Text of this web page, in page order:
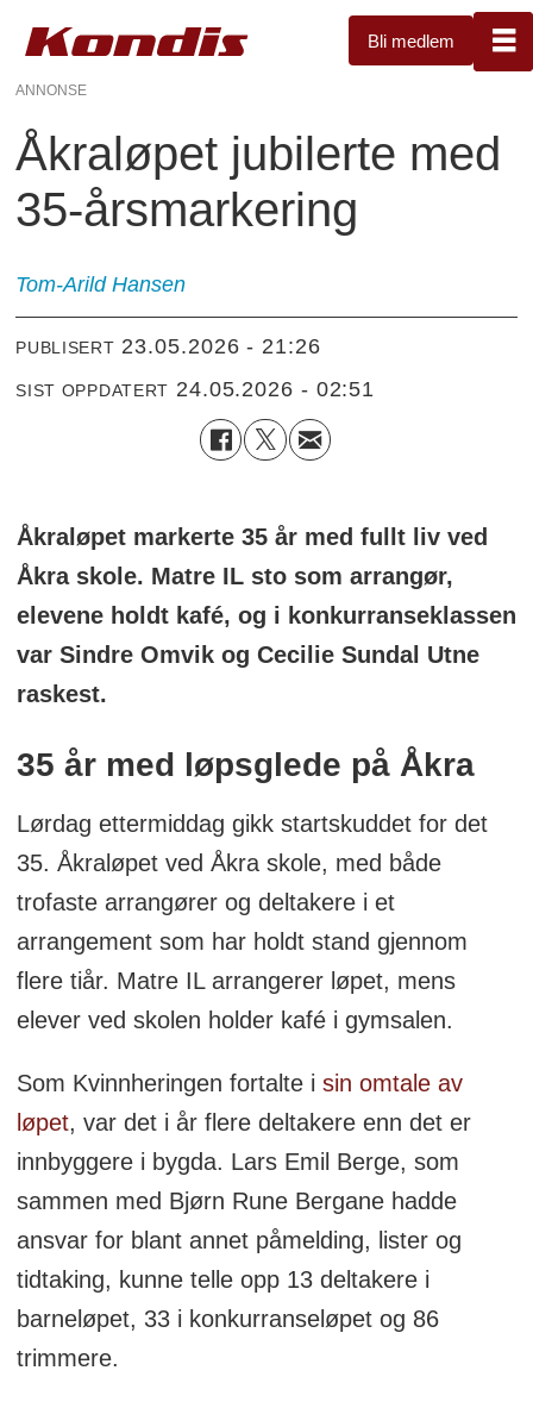
Bli medlem
ANNONSE
Åkraløpet jubilerte med
35-årsmarkering
Tom-Arild Hansen
PUBLISERT 23.05.2026 - 21:26
SIST OPPDATERT 24.05.2026 - 02:51
Åkraløpet markerte 35 år med fullt liv ved
Åkra skole. Matre IL sto som arrangør,
elevene holdt kafé, og i konkurranseklassen
var Sindre Omvik og Cecilie Sundal Utne
raskest.
35 år med løpsglede på Åkra
Lørdag ettermiddag gikk startskuddet for det
35. Åkraløpet ved Åkra skole, med både
trofaste arrangører og deltakere i et
arrangement som har holdt stand gjennom
flere tiår. Matre IL arrangerer løpet, mens
elever ved skolen holder kafé i gymsalen.
Som Kvinnheringen fortalte i sin omtale av
løpet, var det i år flere deltakere enn det er
innbyggere i bygda. Lars Emil Berge, som
sammen med Bjørn Rune Bergane hadde
ansvar for blant annet påmelding, lister og
tidtaking, kunne telle opp 13 deltakere i
barneløpet, 33 i konkurranseløpet og 86
trimmere.